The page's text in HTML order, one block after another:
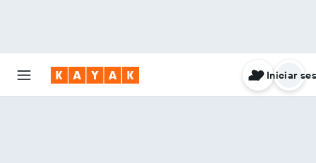
Iniciar